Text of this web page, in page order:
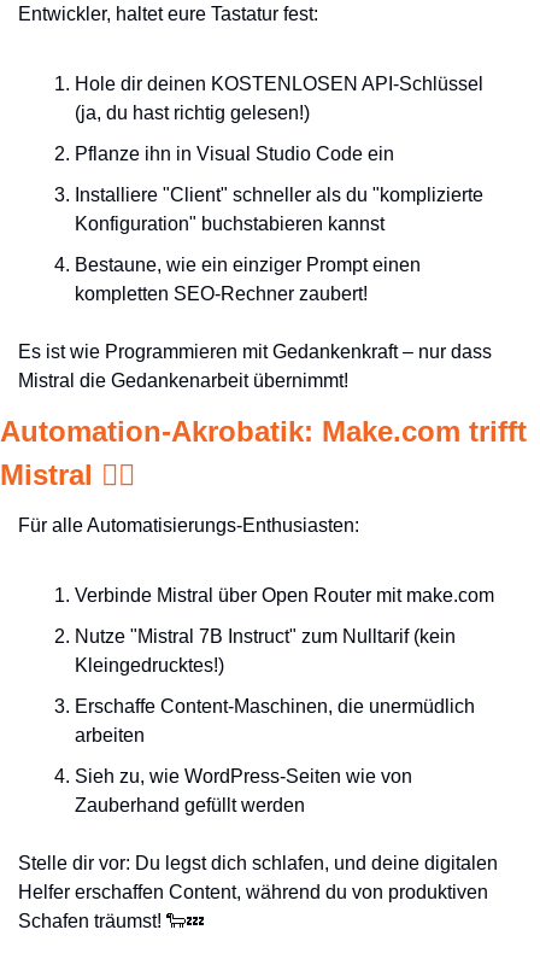
Entwickler, haltet eure Tastatur fest:
Hole dir deinen KOSTENLOSEN API-Schlüssel
(ja, du hast richtig gelesen!)
Pflanze ihn in Visual Studio Code ein
Installiere "Client" schneller als du "komplizierte
Konfiguration" buchstabieren kannst
Bestaune, wie ein einziger Prompt einen
kompletten SEO-Rechner zaubert!
Es ist wie Programmieren mit Gedankenkraft – nur dass
Mistral die Gedankenarbeit übernimmt!
Automation-Akrobatik: Make.com trifft
Mistral 🤹‍♀️
Für alle Automatisierungs-Enthusiasten:
Verbinde Mistral über Open Router mit make.com
Nutze "Mistral 7B Instruct" zum Nulltarif (kein
Kleingedrucktes!)
Erschaffe Content-Maschinen, die unermüdlich
arbeiten
Sieh zu, wie WordPress-Seiten wie von
Zauberhand gefüllt werden
Stelle dir vor: Du legst dich schlafen, und deine digitalen
Helfer erschaffen Content, während du von produktiven
Schafen träumst! 🐑💤